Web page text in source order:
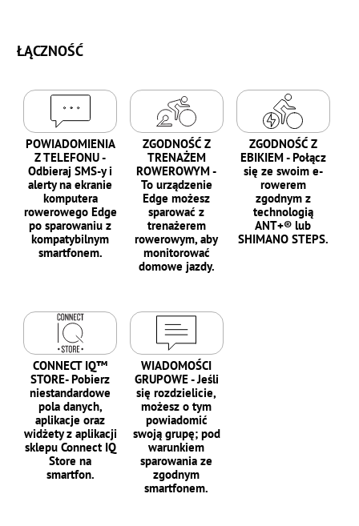
ŁĄCZNOŚĆ
POWIADOMIENIA
Z TELEFONU -
Odbieraj SMS-y i
alerty na ekranie
komputera
rowerowego Edge
po sparowaniu z
kompatybilnym
smartfonem.
ZGODNOŚĆ Z
TRENAŻEM
ROWEROWYM -
To urządzenie
Edge możesz
sparować z
trenażerem
rowerowym, aby
monitorować
domowe jazdy.
ZGODNOŚĆ Z
EBIKIEM - Połącz
się ze swoim e-
rowerem
zgodnym z
technologią
ANT+® lub
SHIMANO STEPS.
CONNECT IQ™
STORE- Pobierz
niestandardowe
pola danych,
aplikacje oraz
widżety z aplikacji
sklepu Connect IQ
Store na
smartfon.
WIADOMOŚCI
GRUPOWE - Jeśli
się rozdzielicie,
możesz o tym
powiadomić
swoją grupę; pod
warunkiem
sparowania ze
zgodnym
smartfonem.